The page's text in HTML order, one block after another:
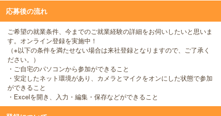
応募後の流れ
ご希望の就業条件、今までのご就業経験の詳細をお伺いしたいと思いま
す。オンライン登録を実施中！
（※以下の条件を満たせない場合は来社登録となりますので、ご了承く
ださい。）
・ご自宅のパソコンから参加ができること
・安定したネット環境があり、カメラとマイクをオンにした状態で参加
ができること
・Excelを開き、入力・編集・保存などができること